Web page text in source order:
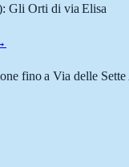
:Gli Orti di via Elisa
fino aVia delle Sette